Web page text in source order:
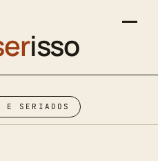
isso
E SERIADOS